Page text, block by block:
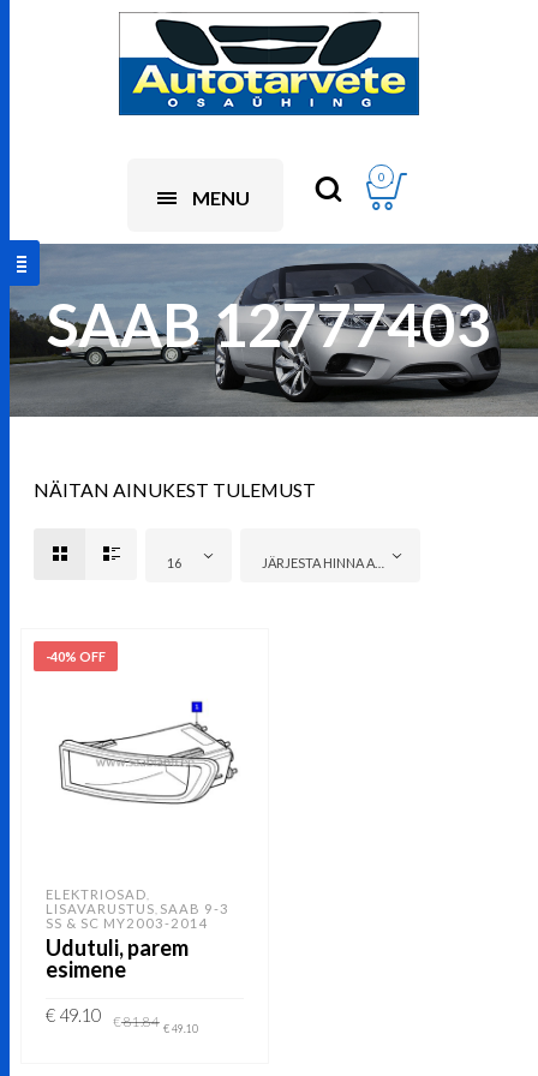
MENU
0
SAAB 12777403
NÄITAN AINUKEST TULEMUST
16 JÄRJESTA HINNA ALUSEL: ODAVAMAST KALLIMANI
-40% OFF
ELEKTRIOSAD
LISAVARUSTUS SAAB 9-3
SS & SC MY2003-2014
Udutuli, parem
esimene
€81.84 hind
€49.10
price
€49.10